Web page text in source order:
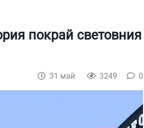
покрай световния
31 май 3249 0